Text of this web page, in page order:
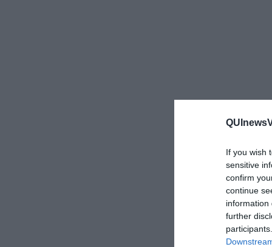
If you wish
sensitive
confirm
continue
information
further